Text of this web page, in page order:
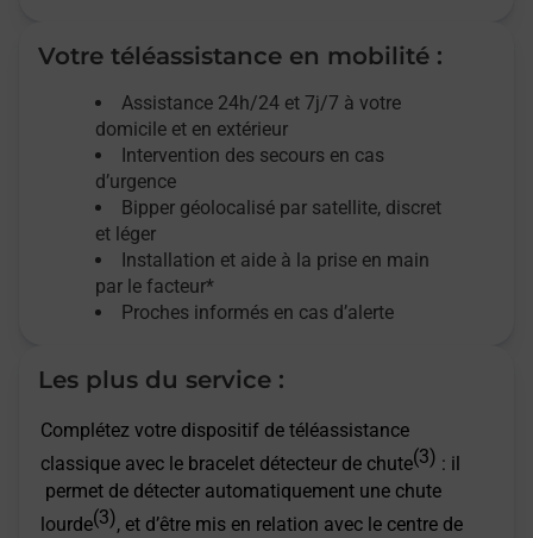
Votre téléassistance en mobilité :
Assistance 24h/24 et 7j/7 à votre
domicile et en extérieur
Intervention des secours en cas
d’urgence
Bipper géolocalisé par satellite, discret
et léger
Installation et aide à la prise en main
par le facteur*
Proches informés en cas d’alerte
Les plus du service :
Complétez votre dispositif de téléassistance
classique avec le bracelet détecteur de chute(3) : il
permet de détecter automatiquement une chute
lourde(3), et d’être mis en relation avec le centre de